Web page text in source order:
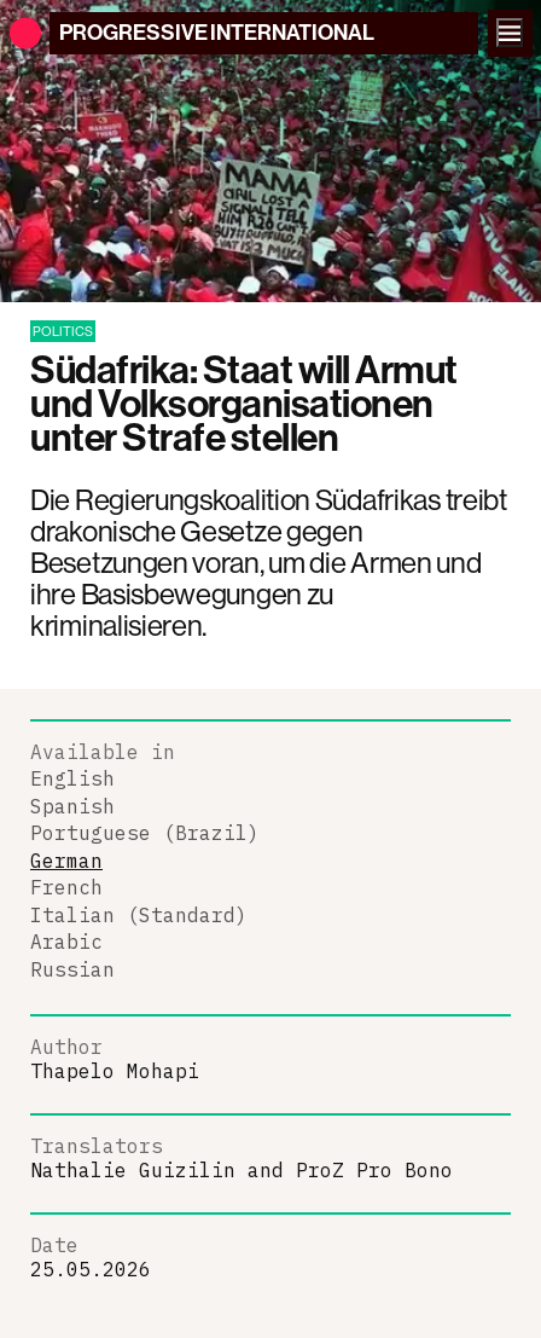
PROGRESSIVEINTERNATIONAL
POLITICS
Südafrika: Staat will Armut
und Volksorganisationen
unter Strafe stellen
Die Regierungskoalition Südafrikas treibt
drakonische Gesetze gegen
Besetzungen voran, um die Armen und
ihre Basisbewegungen zu
kriminalisieren.
Available in
English
Spanish
Portuguese (Brazil)
German
French
Italian (Standard)
Arabic
Russian
Author
Thapelo Mohapi
Translators
Nathalie Guizilin and ProZ Pro Bono
Date
25.05.2026